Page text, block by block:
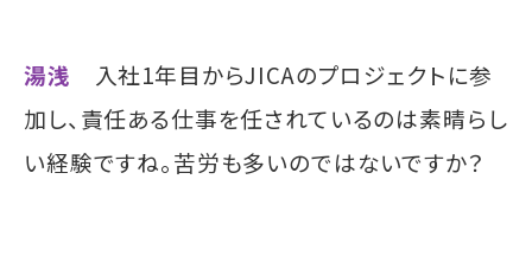
湯浅 入社1年目からJICAのプロジェクトに参
加し、責任ある仕事を任されているのは素晴らし
い経験ですね。苦労も多いのではないですか？